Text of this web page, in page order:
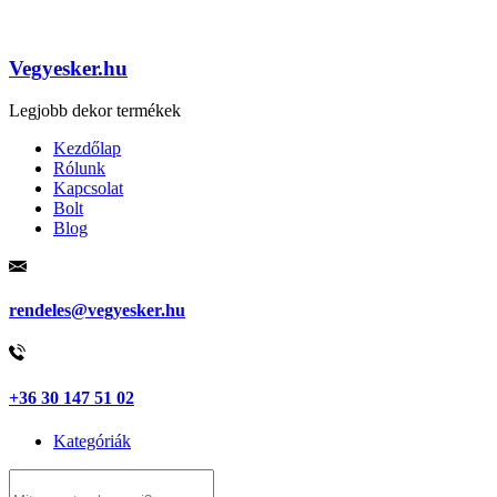
Vegyesker.hu
Legjobb dekor termékek
Kezdőlap
Rólunk
Kapcsolat
Bolt
Blog
rendeles@vegyesker.hu
+36 30 147 51 02
Kategóriák